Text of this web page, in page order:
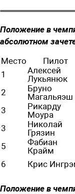
Положение в
абсолютном
Место
Пилот
1
Алексей
Лукьянюк
2
Бруно
Магальяэш
3
Рикарду
Моура
3
Николай
Грязин
5
Фабиан
Крайм
6
Крис
Положение в